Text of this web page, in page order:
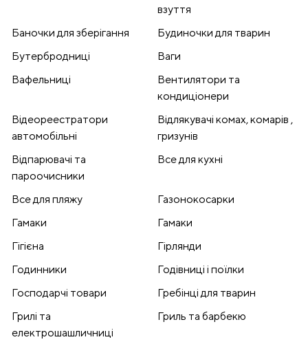
взуття
Баночки для зберігання
Будиночки для тварин
Бутербродниці
Ваги
Вафельниці
Вентилятори та
кондиціонери
Відеореестратори
автомобільні
Відлякувачі комах, комарів ,
гризунів
Відпарювачі та
пароочисники
Все для кухні
Все для пляжу
Газонокосарки
Гамаки
Гамаки
Гігієна
Гірлянди
Годинники
Годівниці і поїлки
Господарчі товари
Гребінці для тварин
Грилі та
електрошашличниці
Гриль та барбекю